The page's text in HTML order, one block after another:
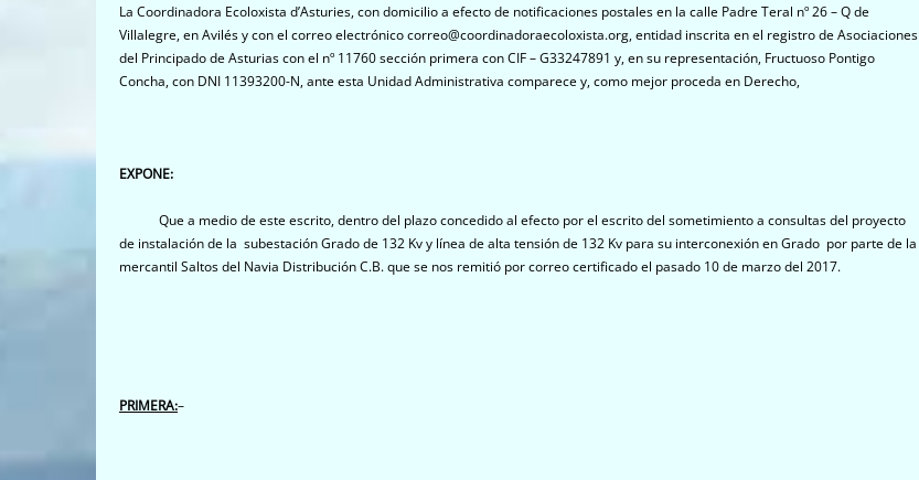
La Coordinadora Ecoloxista d’Asturies, con domicilio a efecto de notificaciones postales en la calle Padre Teral nº 26 – Q de
Villalegre, en Avilés y con el correo electrónico correo@coordinadoraecoloxista.org, entidad inscrita en el registro de Asociaciones
del Principado de Asturias con el nº 11760 sección primera con CIF – G33247891 y, en su representación, Fructuoso Pontigo
Concha, con DNI 11393200-N, ante esta Unidad Administrativa comparece y, como mejor proceda en Derecho,
EXPONE:
Que a medio de este escrito, dentro del plazo concedido al efecto por el escrito del sometimiento a consultas del proyecto
de instalación de la subestación Grado de 132 Kv y línea de alta tensión de 132 Kv para su interconexión en Grado por parte de la
mercantil Saltos del Navia Distribución C.B. que se nos remitió por correo certificado el pasado 10 de marzo del 2017.
PRIMERA:–